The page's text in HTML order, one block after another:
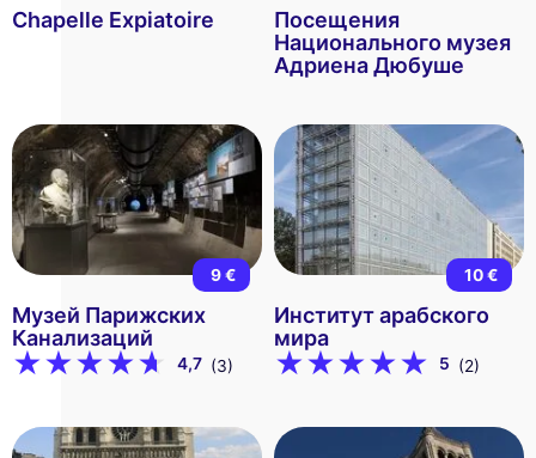
Chapelle Expiatoire
Посещения
Национального музея
Адриена Дюбуше
9 €
Музей Парижских
Канализаций
4,7 (3)
10 €
Институт арабского
мира
5 (2)